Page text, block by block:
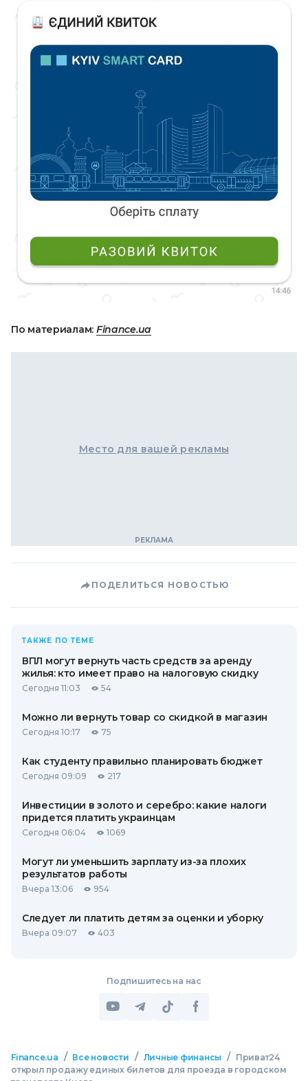
По материалам: Finance.ua
Место для вашей рекламы
ПОДЕЛИТЬСЯ НОВОСТЬЮ
ТАКЖЕ ПО ТЕМЕ
ВПЛ могут вернуть часть средств за аренду
жилья: кто имеет право на налоговую скидку
Сегодня 11:03 54
Можно ли вернуть товар со скидкой в ​​магазин
Сегодня 10:17 75
Как студенту правильно планировать бюджет
Сегодня 09:09 217
Инвестиции в золото и серебро: какие налоги
придется платить украинцам
Сегодня 06:04 1069
Могут ли уменьшить зарплату из-за плохих
результатов работы
Вчера 13:06 954
Следует ли платить детям за оценки и уборку
Вчера 09:07 403
Подпишитесь на нас
Finance.ua / Все новости / Личные финансы /
Приват24
открыл продажу единых билетов для проезда в городском